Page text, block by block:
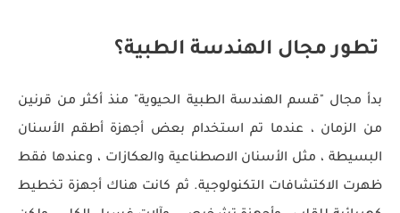
تطور مجال الهندسة الطبية؟
بدأ مجال "قسم الهندسة الطبية الحيوية" منذ أكثر من قرنين
من الزمان ، عندما تم استخدام بعض أجهزة أطقم الأسنان
البسيطة ، مثل الأسنان الاصطناعية والعكازات ، وعندها فقط
ظهرت الاكتشافات التكنولوجية. ثم كانت هناك أجهزة تخطيط